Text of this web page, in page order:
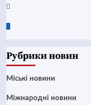
Twitter
Google
Рубрики новин
Mіські новини
Міжнародні новини